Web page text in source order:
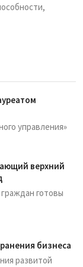
управления»
верхний
готовы
бизнеса
развитой